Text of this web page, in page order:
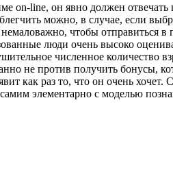
line, он явно должен отвечать
можно, в случае, если
чтобы отправиться
люди очень высоко
численное количество
не против получить бонусы,
как раз то, что он очень хочет.
элементарно с моделью